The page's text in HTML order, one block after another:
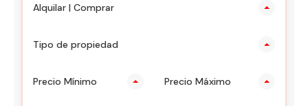
Alquilar | Comprar
Tipo de propiedad
Precio Mínimo Precio Máximo